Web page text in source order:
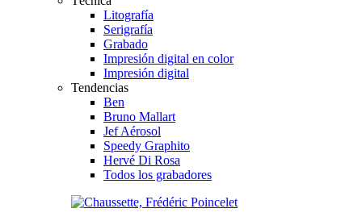
Litografía
Serigrafía
Grabado
Impresión digital en color
Impresión digital
Tendencias
Ben
Bruno Mallart
Jef Aérosol
Speedy Graphito
Hervé Di Rosa
Todos los grabadores